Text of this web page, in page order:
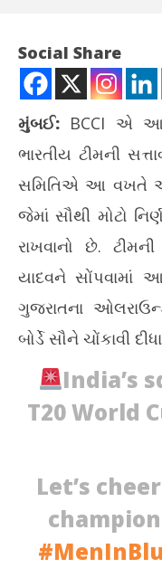
T20 વર્લ્ડ કપ 2026 માટે
જવાબદારી સોંપાઈ
December
Social Share
મુંબઈ: BCCI એ
ભારતીય ટીમની
સમિતિએ આ વખતે
જેમાં સૌથી મોટો
રાખવાનો છે.
યાદવને સોંપવામાં
ગુજરાતના
બોર્ડે સૌને ચોંકાવી
India’s
T20 World
Let’s